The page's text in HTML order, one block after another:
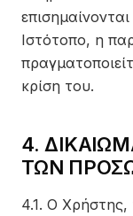
Ιστότοπο, η
κρίση του.
4.
ΤΩΝ
4.1. Ο